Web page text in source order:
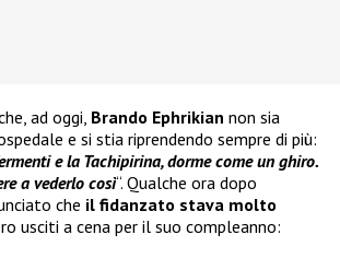
ad oggi, Brando Ephrikian non sia
e si stia riprendendo sempre di più:
e la Tachipirina, dorme come un ghiro.
a vederlo così“. Qualche ora dopo
che il fidanzato stava molto
usciti a cena per il suo compleanno: